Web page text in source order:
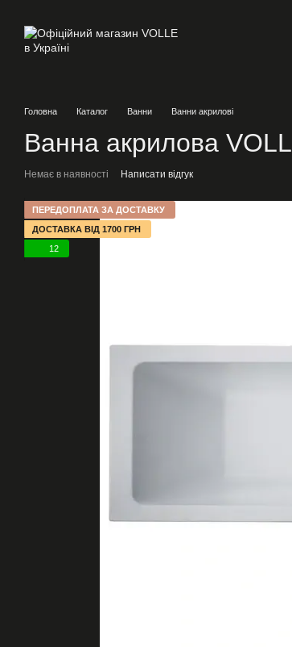
Головна Каталог Ванни Ванни акрилові
Ванна акрилова
Немає в наявності Написати відгук
ПЕРЕДОПЛАТА ЗА ДОСТАВКУ
ДОСТАВКА ВІД 1700 ГРН
12